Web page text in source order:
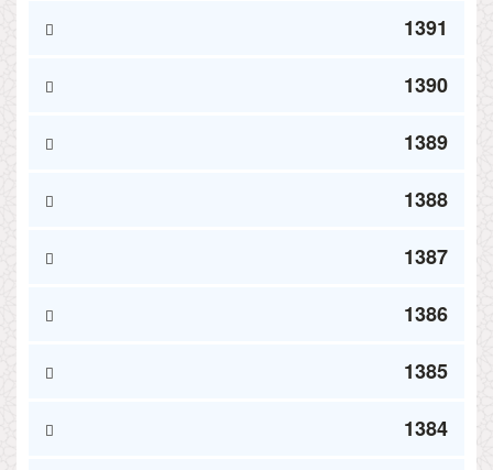
1391
1390
1389
1388
1387
1386
1385
1384